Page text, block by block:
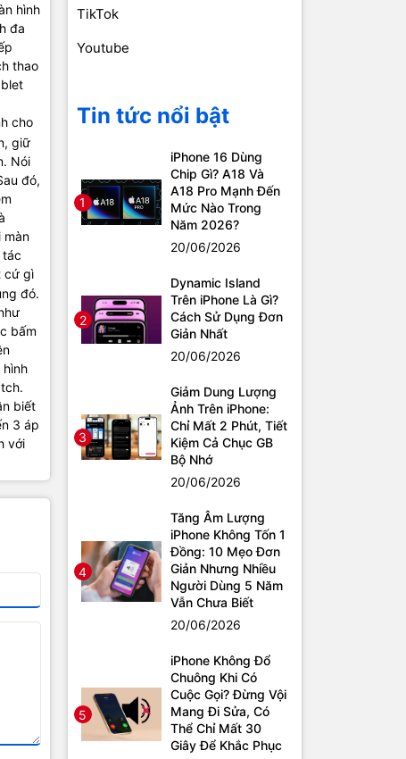
hình
đa
thao
cho
giữ
Nói
đó,
màn
tác
cứ gì
đó.
bấm
biết
3 áp
với
TikTok
Youtube
Tin tức nổi bật
1
iPhone 16 Dùng
Chip Gì? A18 Và
A18 Pro Mạnh Đến
Mức Nào Trong
Năm 2026?
20/06/2026
2
Dynamic Island
Trên iPhone Là Gì?
Cách Sử Dụng Đơn
Giản Nhất
20/06/2026
3
Giảm Dung Lượng
Ảnh Trên iPhone:
Chỉ Mất 2 Phút, Tiết
Kiệm Cả Chục GB
Bộ Nhớ
20/06/2026
4
Tăng Âm Lượng
iPhone Không Tốn 1
Đồng: 10 Mẹo Đơn
Giản Nhưng Nhiều
Người Dùng 5 Năm
Vẫn Chưa Biết
20/06/2026
5
iPhone Không Đổ
Chuông Khi Có
Cuộc Gọi? Đừng Vội
Mang Đi Sửa, Có
Thể Chỉ Mất 30
Giây Để Khắc Phục